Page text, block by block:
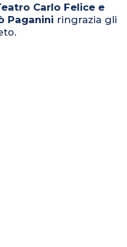
Carlo Felice e
Paganini ringrazia gli